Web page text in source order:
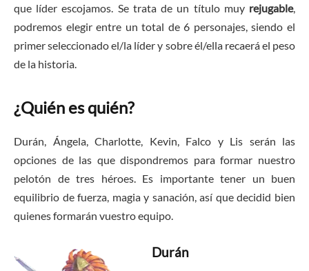
que líder escojamos. Se trata de un título muy rejugable,
podremos elegir entre un total de 6 personajes, siendo el
primer seleccionado el/la líder y sobre él/ella recaerá el peso
de la historia.
¿Quién es quién?
Durán, Ángela, Charlotte, Kevin, Falco y Lis serán las
opciones de las que dispondremos para formar nuestro
pelotón de tres héroes. Es importante tener un buen
equilibrio de fuerza, magia y sanación, así que decidid bien
quienes formarán vuestro equipo.
Durán